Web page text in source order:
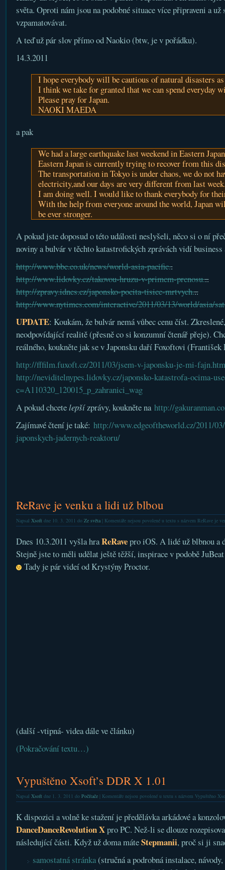
světa. Oproti nám jsou na podobné situace více připraveni a
vzpamatovávat.
A teď už pár slov přímo od Naokio (btw, je v pořádku).
14.3.2011
I hope everybody will be cautious of natural disasters
I think we take for granted that we can spend everyday
Please pray for Japan.
NAOKI MAEDA
a pak
We had a large earthquake last weekend in Eastern
Eastern Japan is currently trying to recover from this
The transportation in Tokyo is under chaos, we do not
electricity,and our days are very different from last
I am doing well. I would like to thank everybody for
With the help from everyone around the world, Japan
be ever stronger.
A pokud jste doposud o této události neslyšeli, něco si o ní
noviny a bulvár v těchto katastrofických zprávách vidí business
http://www.bbc.co.uk/news/world-asia-pacific..
http://www.lidovky.cz/takovou-hruzu-v-primem-prenosu...
http://zpravy.idnes.cz/japonsko-pocita-tisice-mrtvych...
http://www.nytimes.com/interactive/2011/03/13/world/asia/
UPDATE: Koukám, že bulvár nemá vůbec cenu číst.
neodpovídající realitě (přesně co si konzumní čtenář přeje).
reálného, koukněte jak se v Japonsku daří Foxoftovi (František
http://fffilm.fuxoft.cz/2011/03/jsem-v-japonsku-je-mi-
http://neviditelnypes.lidovky.cz/japonsko-katastrofa-ocima-
c=A110320_120015_p_zahranici_wag
A pokud chcetelepšízprávy, koukněte na http://
Zajímavé čtení je také: http://www.edgeoftheworld.cz/2011/
japonskych-jadernych-reaktoru/
ReRave je venku a lidi už blbou
Napsal Xsoftdne 10. 3. 2011 do Ze světa| Komentáře nejsou povolenéu textu s názvem ReRave je
Dnes 10.3.2011 vyšla hraReRavepro iOS. A lidé už blbnou a
Stejně jste to měli udělat ještě těžší, inspirace v podobě
Tady je pár videí od Krystýny Proctor.
(další -vtipná- videa dále ve článku)
(Pokračování textu…)
Vypuštěno Xsoft’s DDR X 1.01
Napsal Xsoftdne 1. 3. 2011 do Počítače| Komentáře nejsou povolenéu textu s názvem Vypuštěno
K dispozici a volně ke stažení je předělávka arkádové a
DanceDanceRevolution Xpro PC. Než-li se dlouze
následující části. Když už doma máteStepmanii, proč si ji
samostatná stránka(stručná a podrobná instalace,